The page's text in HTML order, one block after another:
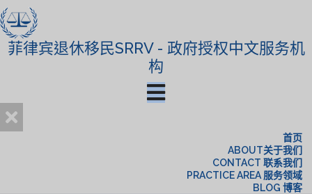
菲律宾退休移民SRRV - 政府授权中文服务机
构
首页
ABOUT关于我们
CONTACT 联系我们
PRACTICE AREA 服务领域
BLOG 博客